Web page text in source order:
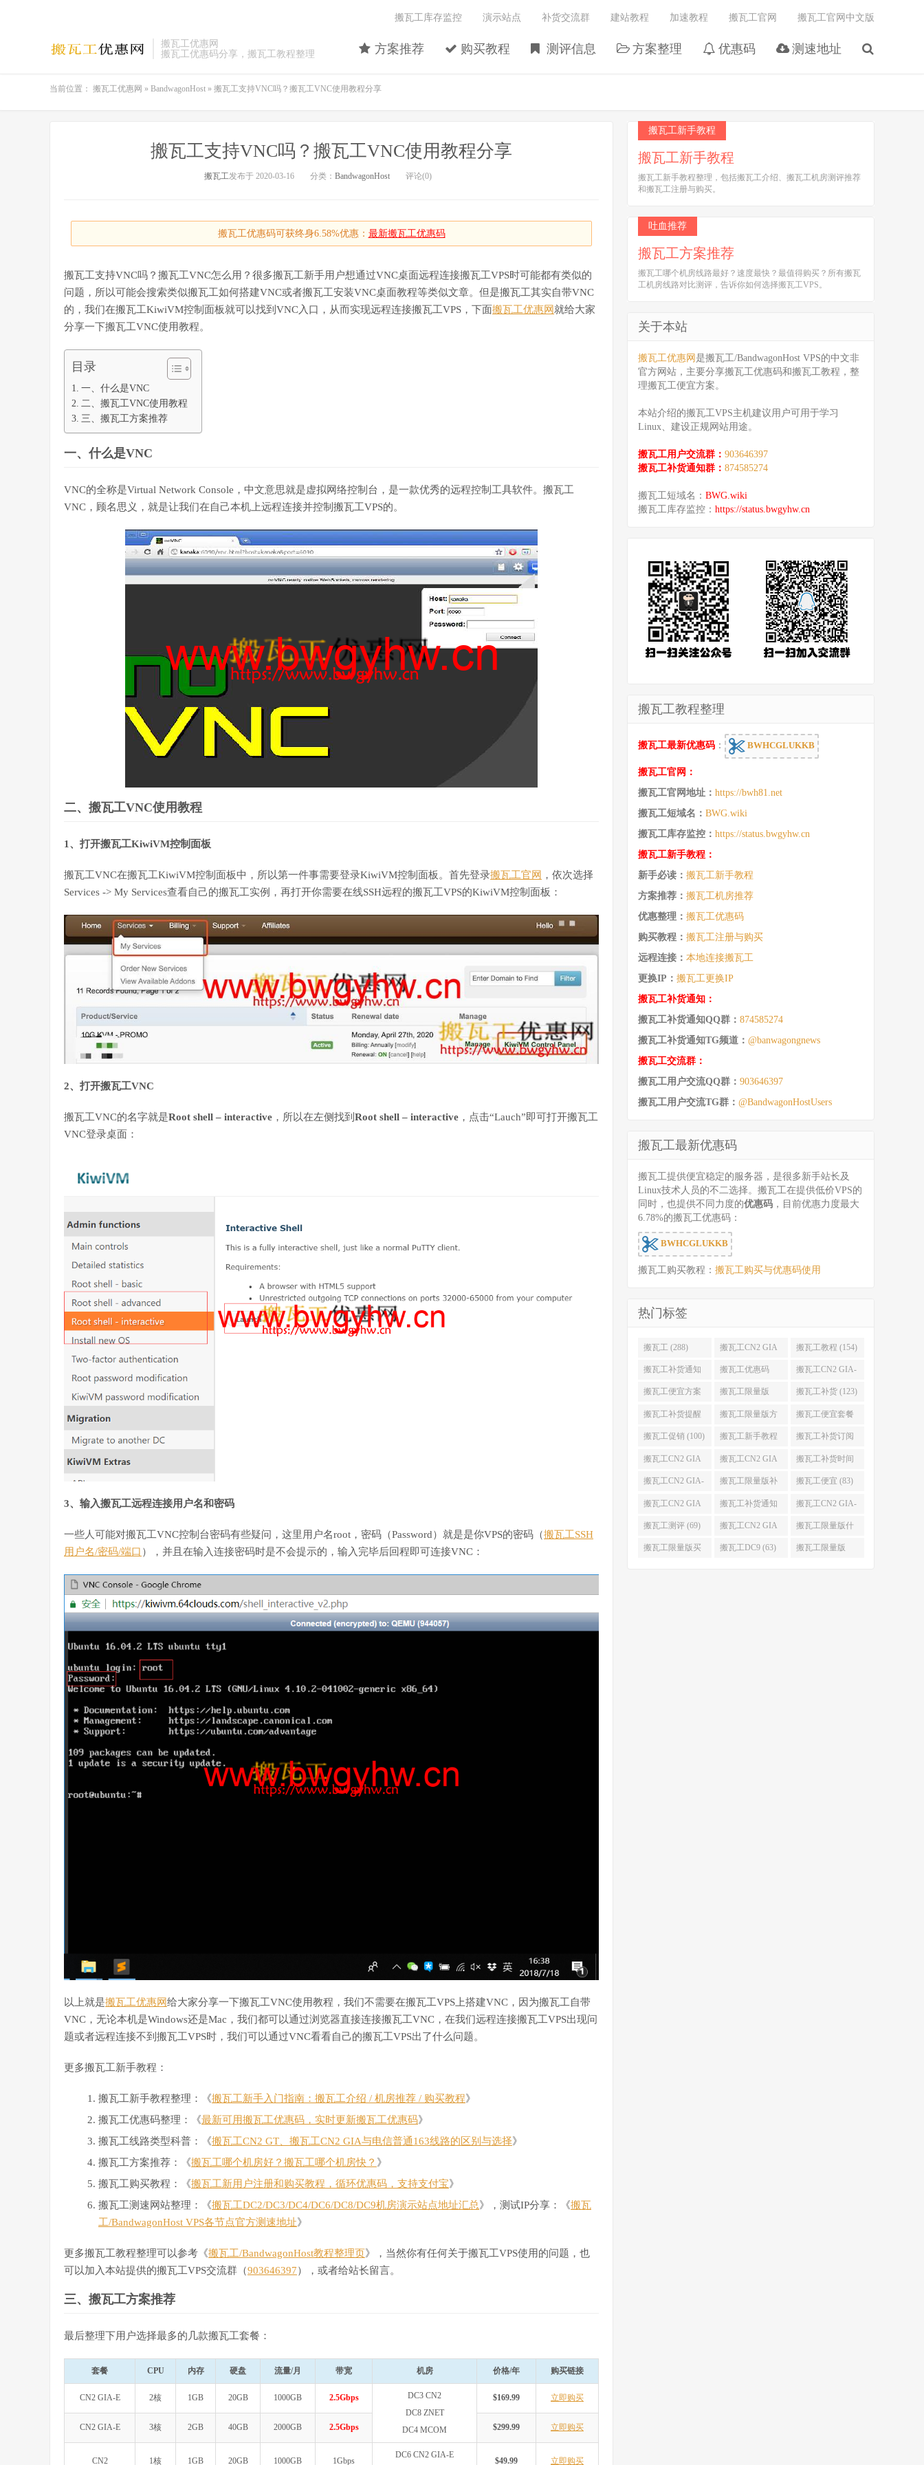
搬瓦工优惠网
搬瓦工优惠码分享，搬瓦工教程整理
方案推荐 购买教程 测评信息 方案整理 优惠码 测速地址
搬瓦工库存监控 演示站点 补货交流群 建站教程 加速教程 搬瓦工官网 搬瓦工官网中文版
当前位置： 搬瓦工优惠网 » BandwagonHost » 搬瓦工支持VNC吗？搬瓦工VNC使用教程分享
搬瓦工支持VNC吗？搬瓦工VNC使用教程分享
搬瓦工发布于 2020-03-16 分类： BandwagonHost 评论(0)
搬瓦工优惠码可获终身6.58%优惠： 最新搬瓦工优惠码
搬瓦工支持VNC吗？搬瓦工VNC怎么用？很多搬瓦工新手用户想通过VNC桌面远程连接搬瓦工VPS时可能都有类似的
问题，所以可能会搜索类似搬瓦工如何搭建VNC或者搬瓦工安装VNC桌面教程等类似文章。但是搬瓦工其实自带VNC
的，我们在搬瓦工KiwiVM控制面板就可以找到VNC入口，从而实现远程连接搬瓦工VPS，下面搬瓦工优惠网 就给大家
分享一下搬瓦工VNC使用教程。
目录
一、什么是VNC
二、搬瓦工VNC使用教程
三、搬瓦工方案推荐
一、什么是VNC
VNC的全称是Virtual Network Console，中文意思就是虚拟网络控制台，是一款优秀的远程控制工具软件。搬瓦工
VNC，顾名思义，就是让我们在自己本机上远程连接并控制搬瓦工VPS的。
二、搬瓦工VNC使用教程
1、打开搬瓦工KiwiVM控制面板
搬瓦工VNC在搬瓦工KiwiVM控制面板中，所以第一件事需要登录KiwiVM控制面板。首先登录搬瓦工官网 ，依次选择
Services -> My Services查看自己的搬瓦工实例，再打开你需要在线SSH远程的搬瓦工VPS的KiwiVM控制面板：
2、打开搬瓦工VNC
搬瓦工VNC的名字就是Root shell – interactive ，所以在左侧找到 Root shell – interactive ，点击“Lauch”即可打开搬瓦工
VNC登录桌面：
3、输入搬瓦工远程连接用户名和密码
一些人可能对搬瓦工VNC控制台密码有些疑问，这里用户名root，密码（Password）就是是你VPS的密码（搬瓦工SSH
用户名/密码/端口 ），并且在输入连接密码时是不会提示的，输入完毕后回程即可连接VNC：
以上就是搬瓦工优惠网给大家分享一下搬瓦工VNC使用教程，我们不需要在搬瓦工VPS上搭建VNC，因为搬瓦工自带
VNC，无论本机是Windows还是Mac，我们都可以通过浏览器直接连接搬瓦工VNC，在我们远程连接搬瓦工VPS出现问
题或者远程连接不到搬瓦工VPS时，我们可以通过VNC看看自己的搬瓦工VPS出了什么问题。
更多搬瓦工新手教程：
搬瓦工新手教程整理：《搬瓦工新手入门指南：搬瓦工介绍 / 机房推荐 / 购买教程》
搬瓦工优惠码整理：《最新可用搬瓦工优惠码，实时更新搬瓦工优惠码》
搬瓦工线路类型科普：《搬瓦工CN2 GT、搬瓦工CN2 GIA与电信普通163线路的区别与选择》
搬瓦工方案推荐：《搬瓦工哪个机房好？搬瓦工哪个机房快？ 》
搬瓦工购买教程：《搬瓦工新用户注册和购买教程，循环优惠码，支持支付宝》
搬瓦工测速网站整理：《搬瓦工DC2/DC3/DC4/DC6/DC8/DC9机房演示站点地址汇总》，测试IP分享：《搬瓦
工/BandwagonHost VPS各节点官方测速地址》
更多搬瓦工教程整理可以参考《搬瓦工/BandwagonHost教程整理页》，当然你有任何关于搬瓦工VPS使用的问题，也
可以加入本站提供的搬瓦工VPS交流群（903646397），或者给站长留言。
三、搬瓦工方案推荐
最后整理下用户选择最多的几款搬瓦工套餐：
套餐 CPU 内存 硬盘 流量/月 带宽 机房 价格/年 购买链接
CN2 GIA-E 2核 1GB 20GB 1000GB 2.5Gbps
DC3 CN2
DC8 ZNET
DC4 MCOM
$169.99 立即购买
CN2 GIA-E 3核 2GB 40GB 2000GB 2.5Gbps $299.99 立即购买
CN2 1核 1GB 20GB 1000GB 1Gbps
DC6 CN2 GIA-E
$49.99 立即购买
搬瓦工新手教程
搬瓦工新手教程
搬瓦工新手教程整理，包括搬瓦工介绍、搬瓦工机房测评推荐
和搬瓦工注册与购买。
吐血推荐
搬瓦工方案推荐
搬瓦工哪个机房线路最好？速度最快？最值得购买？所有搬瓦
工机房线路对比测评，告诉你如何选择搬瓦工VPS。
关于本站
搬瓦工优惠网 是搬瓦工/BandwagonHost VPS的中文非
官方网站，主要分享搬瓦工优惠码和搬瓦工教程，整
理搬瓦工便宜方案。
本站介绍的搬瓦工VPS主机建议用户可用于学习
Linux、建设正规网站用途。
搬瓦工用户交流群： 903646397
搬瓦工补货通知群： 874585274
搬瓦工短域名： BWG.wiki
搬瓦工库存监控： https://status.bwgyhw.cn
搬瓦工教程整理
搬瓦工最新优惠码 ： BWHCGLUKKB
搬瓦工官网：
搬瓦工官网地址： https://bwh81.net
搬瓦工短域名： BWG.wiki
搬瓦工库存监控： https://status.bwgyhw.cn
搬瓦工新手教程：
新手必读： 搬瓦工新手教程
方案推荐： 搬瓦工机房推荐
优惠整理： 搬瓦工优惠码
购买教程： 搬瓦工注册与购买
远程连接： 本地连接搬瓦工
更换IP： 搬瓦工更换IP
搬瓦工补货通知：
搬瓦工补货通知QQ群： 874585274
搬瓦工补货通知TG频道： @banwagongnews
搬瓦工交流群：
搬瓦工用户交流QQ群： 903646397
搬瓦工用户交流TG群： @BandwagonHostUsers
搬瓦工最新优惠码
搬瓦工提供便宜稳定的服务器，是很多新手站长及
Linux技术人员的不二选择。搬瓦工在提供低价VPS的
同时，也提供不同力度的优惠码 ，目前优惠力度最大
6.78%的搬瓦工优惠码：
BWHCGLUKKB
搬瓦工购买教程： 搬瓦工购买与优惠码使用
热门标签
搬瓦工 (288) 搬瓦工CN2 GIA
(176)
搬瓦工教程 (154)
搬瓦工补货通知
(132)
搬瓦工优惠码
(131)
搬瓦工CN2 GIA-
E (130)
搬瓦工便宜方案
(128)
搬瓦工限量版
(126)
搬瓦工补货 (123)
搬瓦工补货提醒
(106)
搬瓦工限量版方
案 (106)
搬瓦工便宜套餐
(103)
搬瓦工促销 (100) 搬瓦工新手教程
(98)
搬瓦工补货订阅
(98)
搬瓦工CN2 GIA
便宜方案 (92)
搬瓦工CN2 GIA
限量版 (90)
搬瓦工补货时间
(89)
搬瓦工CN2 GIA-
E限量版 (84)
搬瓦工限量版补
货 (84)
搬瓦工便宜 (83)
搬瓦工CN2 GIA
优惠 (82)
搬瓦工补货通知
QQ群 (76)
搬瓦工CN2 GIA-
E便宜套餐 (76)
搬瓦工测评 (69) 搬瓦工CN2 GIA
限量版补货 (67)
搬瓦工限量版什
么时候补货 (67)
搬瓦工限量版买 搬瓦工DC9 (63) 搬瓦工限量版